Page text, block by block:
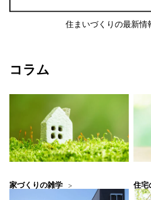
住まいづくりの最新情
コラム
家づくりの雑学 住宅